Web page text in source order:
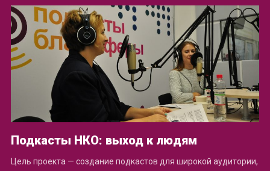
Подкасты НКО: выход к людям
Цель проекта — создание подкастов для широкой аудитории,